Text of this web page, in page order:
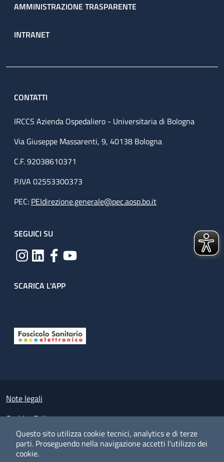
Questo sito utilizza cookie tecnici, analytics e di terze
parti. Proseguendo nella navigazione accetti l'utilizzo dei
cookie.
AMMINISTRAZIONE TRASPARENTE
INTRANET
CONTATTI
IRCCS Azienda Ospedaliero - Universitaria di Bologna
Via Giuseppe Massarenti, 9, 40138 Bologna
C.F. 92038610371
P.IVA 02553300373
PEC: PEIdirezione.generale@pec.aosp.bo.it
SEGUICI SU
SCARICA L'APP
Small prints
Note legali
Cookies Policy
Policy privacy e protezione del dato personale
Albo pretorio on-line